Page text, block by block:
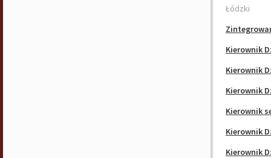
Łódzki
Kierownik
Kierownik
Kierownik
Kierownik
Kierownik
Kierownik